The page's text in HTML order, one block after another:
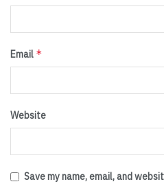
Email *
Website
Save my name, email, and